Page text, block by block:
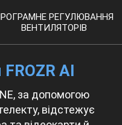
РЕГУЛЮВАННЯ
ВЕНТИЛЯТОРІВ
AI
за допомогою
відстежує